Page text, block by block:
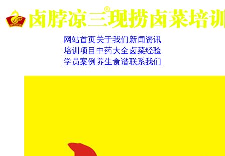
网站首页关于我们新闻资讯
培训项目 中药大全卤菜经验
学员案例 养生食谱联系我们